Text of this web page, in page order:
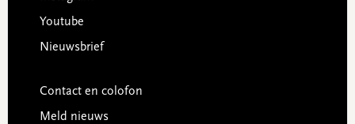
Youtube
Nieuwsbrief
Contact en colofon
Meld nieuws